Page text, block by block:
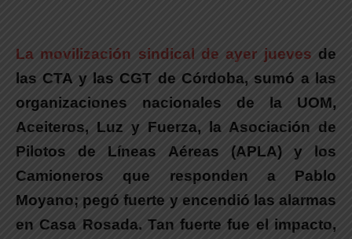
La movilización sindical de ayer jueves de
las CTA y las CGT de Córdoba, sumó a las
organizaciones nacionales de la UOM,
Aceiteros, Luz y Fuerza, la Asociación de
Pilotos de Líneas Aéreas (APLA) y los
Camioneros que responden a Pablo
Moyano; pegó fuerte y encendió las alarmas
en Casa Rosada. Tan fuerte fue el impacto,